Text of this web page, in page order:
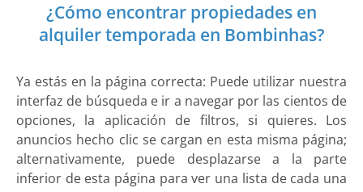
¿Cómo encontrar propiedades en
alquiler temporada en Bombinhas?
Ya estás en la página correcta: Puede utilizar nuestra
interfaz de búsqueda e ir a navegar por las cientos de
opciones, la aplicación de filtros, si quieres. Los
anuncios hecho clic se cargan en esta misma página;
alternativamente, puede desplazarse a la parte
inferior de esta página para ver una lista de cada una